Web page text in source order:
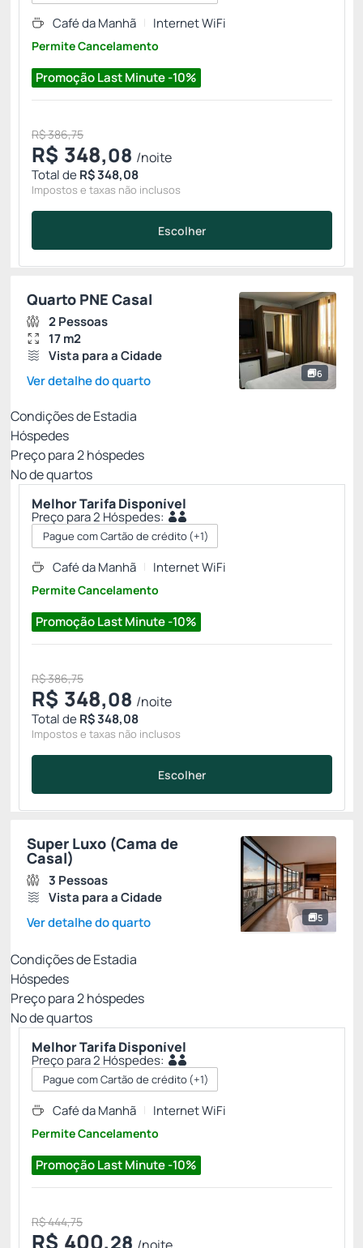
Promoção Last Minute -10%
Café da Manhã Internet WiFi
Permite Cancelamento
R$ 386,75
R$ 348,08 /noite
Total deR$ 348,08
Impostos e taxas não inclusos
Escolher
6
Quarto PNE Casal
2 Pessoas
17 m2
Vista para a Cidade
Ver detalhe do quarto
Condições de Estadia
Hóspedes
Preço para2hóspedes
Nº de quartos
Melhor Tarifa Disponível
Preço para 2 Hóspedes:
Pague com Cartão de crédito(+1)
Promoção Last Minute -10%
Café da Manhã Internet WiFi
Permite Cancelamento
R$ 386,75
R$ 348,08 /noite
Total deR$ 348,08
Impostos e taxas não inclusos
Escolher
5
Super Luxo (Cama de
Casal)
3 Pessoas
Vista para a Cidade
Ver detalhe do quarto
Condições de Estadia
Hóspedes
Preço para2hóspedes
Nº de quartos
Melhor Tarifa Disponível
Preço para 2 Hóspedes:
Pague com Cartão de crédito(+1)
Promoção Last Minute -10%
Café da Manhã Internet WiFi
Permite Cancelamento
R$ 444,75
R$ 400,28